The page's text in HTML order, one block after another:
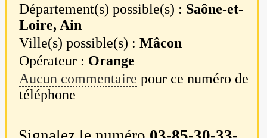
Département(s) possible(s) : Saône-et-
Loire, Ain
Ville(s) possible(s) :Mâcon
Opérateur : Orange
Aucun commentaire pour ce numéro de
téléphone